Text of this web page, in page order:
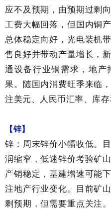
应不及预期，由预期过剩
工费大幅回落，但国内铜
总体稳定向好，光电装机
售良好并带动产量增长，
通设备行业铜需求，地产
果。随国内消费旺季来临
注美元、人民币汇率、库存
【锌】
锌：周末锌价小幅收低。
润缩窄，低迷锌价考验矿
产销稳定，基建增速可能
注地产行业变化。目前矿
剩预期，但需要重点关注